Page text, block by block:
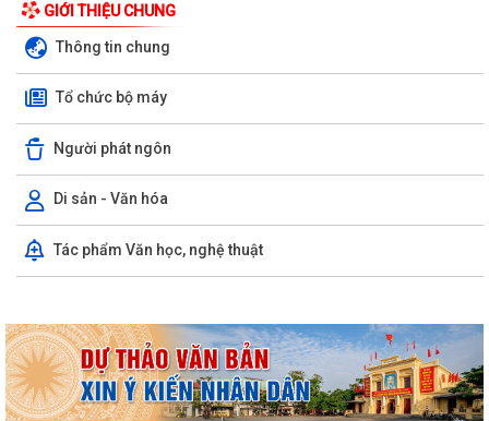
GIỚI THIỆU CHUNG
Thông tin chung
Tổ chức bộ máy
Người phát ngôn
Di sản - Văn hóa
Tác phẩm Văn học, nghệ thuật
Kỳ họp thứ ba (kỳ họp thường lệ giữa năm 2026) Hội đồng nhân dân
phường Trần Hưng Đạo khóa II,...
Phường Trần Hưng Đạo tham dự hội nghị toàn quốc nghiên cứu, học
tập, quán triệt và triển khai thực...
Khai mạc giải bóng đá U13 phường Trần Hưng Đạo hè năm 2026.